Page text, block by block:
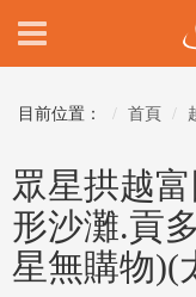
目前位置： 首頁
眾星拱越
形沙灘.貢
星無購物)(